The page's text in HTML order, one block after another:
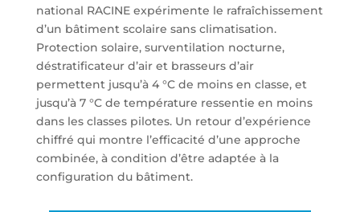
national RACINE expérimente le rafraîchissement
d’un bâtiment scolaire sans climatisation.
Protection solaire, surventilation nocturne,
déstratificateur d’air et brasseurs d’air
permettent jusqu’à 4 °C de moins en classe, et
jusqu’à 7 °C de température ressentie en moins
dans les classes pilotes. Un retour d’expérience
chiffré qui montre l’efficacité d’une approche
combinée, à condition d’être adaptée à la
configuration du bâtiment.